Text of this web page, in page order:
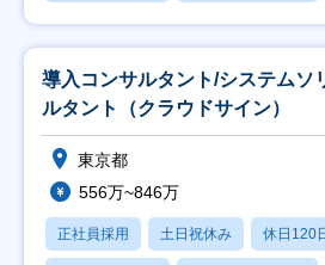
導入コンサルタント/システムソ
ルタント（クラウドサイン）
東京都
556万~846万
正社員採用 土日祝休み 休日120